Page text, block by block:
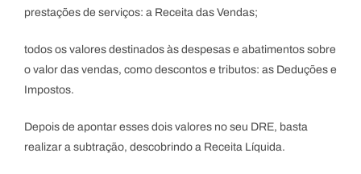
prestações de serviços: a Receita das Vendas;
todos os valores destinados às despesas e abatimentos sobre
o valor das vendas, como descontos e tributos: as Deduções e
Impostos.
Depois de apontar esses dois valores no seu DRE, basta
realizar a subtração, descobrindo a Receita Líquida.